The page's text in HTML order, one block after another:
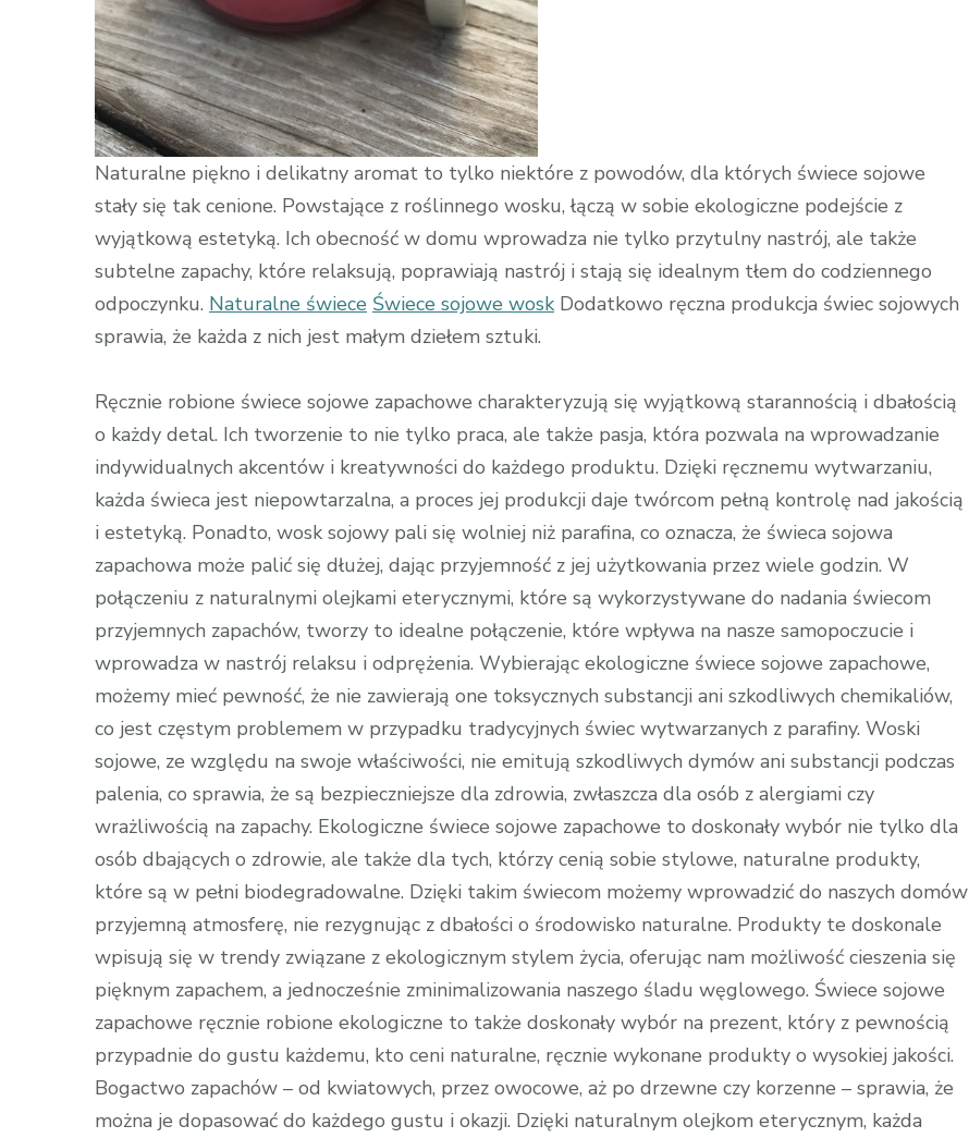
Naturalne piękno i delikatny aromat to tylko niektóre z powodów, dla których świece sojowe
stały się tak cenione. Powstające z roślinnego wosku, łączą w sobie ekologiczne podejście z
wyjątkową estetyką. Ich obecność w domu wprowadza nie tylko przytulny nastrój, ale także
subtelne zapachy, które relaksują, poprawiają nastrój i stają się idealnym tłem do codziennego
odpoczynku. Naturalne świece Świece sojowe wosk Dodatkowo ręczna produkcja świec sojowych
sprawia, że każda z nich jest małym dziełem sztuki.
Ręcznie robione świece sojowe zapachowe charakteryzują się wyjątkową starannością i dbałością
o każdy detal. Ich tworzenie to nie tylko praca, ale także pasja, która pozwala na wprowadzanie
indywidualnych akcentów i kreatywności do każdego produktu. Dzięki ręcznemu wytwarzaniu,
każda świeca jest niepowtarzalna, a proces jej produkcji daje twórcom pełną kontrolę nad jakością
i estetyką. Ponadto, wosk sojowy pali się wolniej niż parafina, co oznacza, że świeca sojowa
zapachowa może palić się dłużej, dając przyjemność z jej użytkowania przez wiele godzin. W
połączeniu z naturalnymi olejkami eterycznymi, które są wykorzystywane do nadania świecom
przyjemnych zapachów, tworzy to idealne połączenie, które wpływa na nasze samopoczucie i
wprowadza w nastrój relaksu i odprężenia. Wybierając ekologiczne świece sojowe zapachowe,
możemy mieć pewność, że nie zawierają one toksycznych substancji ani szkodliwych chemikaliów,
co jest częstym problemem w przypadku tradycyjnych świec wytwarzanych z parafiny. Woski
sojowe, ze względu na swoje właściwości, nie emitują szkodliwych dymów ani substancji podczas
palenia, co sprawia, że są bezpieczniejsze dla zdrowia, zwłaszcza dla osób z alergiami czy
wrażliwością na zapachy. Ekologiczne świece sojowe zapachowe to doskonały wybór nie tylko dla
osób dbających o zdrowie, ale także dla tych, którzy cenią sobie stylowe, naturalne produkty,
które są w pełni biodegradowalne. Dzięki takim świecom możemy wprowadzić do naszych domów
przyjemną atmosferę, nie rezygnując z dbałości o środowisko naturalne. Produkty te doskonale
wpisują się w trendy związane z ekologicznym stylem życia, oferując nam możliwość cieszenia się
pięknym zapachem, a jednocześnie zminimalizowania naszego śladu węglowego. Świece sojowe
zapachowe ręcznie robione ekologiczne to także doskonały wybór na prezent, który z pewnością
przypadnie do gustu każdemu, kto ceni naturalne, ręcznie wykonane produkty o wysokiej jakości.
Bogactwo zapachów – od kwiatowych, przez owocowe, aż po drzewne czy korzenne – sprawia, że
można je dopasować do każdego gustu i okazji. Dzięki naturalnym olejkom eterycznym, każda